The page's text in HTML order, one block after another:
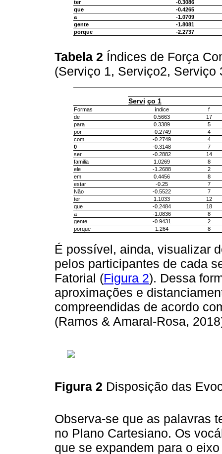
ter
-0.3086
que
-0.4265
a
-1.0709
gente
-1.8081
porque
-2.2737
Tabela 2 Índices de Força
(Serviço 1, Serviço2, Serviço
Servi ço 1
Formas índice
f
de
0.5663
17
para
0.3389
5
por
-0.2749
4
com
-0.2749
4
0
-0.3148
7
ser
-0.2882
14
familia
1.0269
8
ele
-1.2688
2
em
0.4456
8
estar
-0.25
7
Não
-0.5522
7
ter
1.1033
12
que
-0.2484
18
a
-1.0836
8
gente
-0.9431
2
porque
1.264 8
É possível, ainda, visualizar
pelos participantes de cada
Fatorial (Figura 2). Dessa
aproximações e
compreendidas de acordo
(Ramos & Amaral-Rosa,
Figura 2 Disposição das
Observa-se que as palavras
no Plano Cartesiano. Os
que se expandem para o